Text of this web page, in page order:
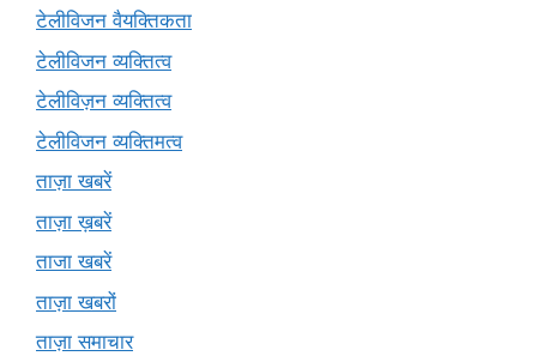
टेलीविजन वैयक्तिकता
टेलीविजन व्यक्तित्व
टेलीविज़न व्यक्तित्व
टेलीविजन व्यक्तिमत्व
ताज़ा खबरें
ताज़ा ख़बरें
ताजा खबरें
ताज़ा खबरों
ताज़ा समाचार